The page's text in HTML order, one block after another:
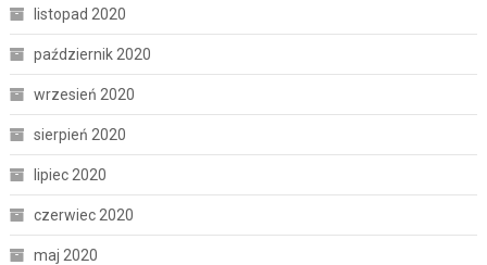
listopad 2020
październik 2020
wrzesień 2020
sierpień 2020
lipiec 2020
czerwiec 2020
maj 2020